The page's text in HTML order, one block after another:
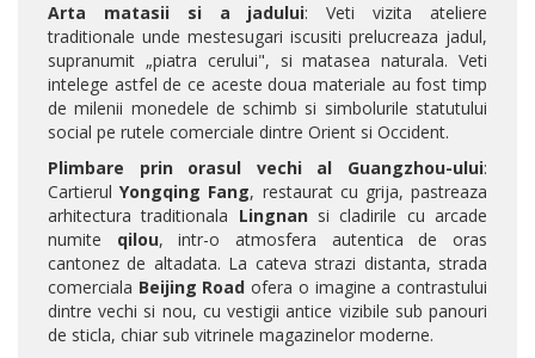
Arta matasii si a jadului: Veti vizita ateliere
traditionale unde mestesugari iscusiti prelucreaza jadul,
supranumit „piatra cerului", si matasea naturala. Veti
intelege astfel de ce aceste doua materiale au fost timp
de milenii monedele de schimb si simbolurile statutului
social pe rutele comerciale dintre Orient si Occident.
Plimbare prin orasul vechi al Guangzhou-ului:
CartierulYongqing Fang, restaurat cu grija, pastreaza
arhitectura traditionala Lingnansi cladirile cu arcade
numite qilou, intr-o atmosfera autentica de oras
cantonez de altadata. La cateva strazi distanta, strada
comerciala Beijing Road ofera o imagine a contrastului
dintre vechi si nou, cu vestigii antice vizibile sub panouri
de sticla, chiar sub vitrinele magazinelor moderne.